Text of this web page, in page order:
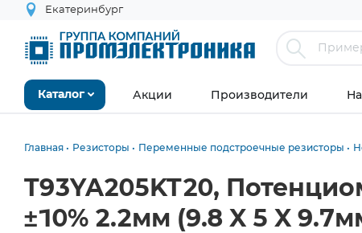
Екатеринбург
Каталог Акции Производители
Главная Резисторы Переменные подстроечные резисторы
T93YA205KT20,
±10% 2.2мм (9.8 X 5 X